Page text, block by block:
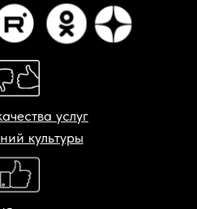
услуг
культуры